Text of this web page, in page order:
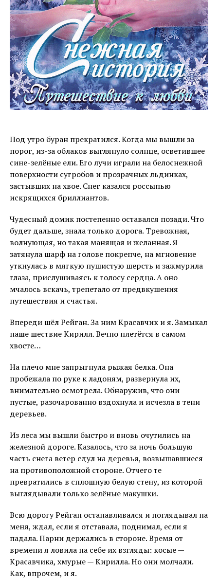
Под утро буран прекратился. Когда мы вышли за
порог, из-за облаков выглянуло солнце, осветившее
сине-зелёные ели. Его лучи играли на белоснежной
поверхности сугробов и прозрачных льдинках,
застывших на хвое. Снег казался россыпью
искрящихся бриллиантов.
Чудесный домик постепенно оставался позади. Что
будет дальше, знала только дорога. Тревожная,
волнующая, но такая манящая и желанная. Я
затянула шарф на голове покрепче, на мгновение
уткнулась в мягкую пушистую шерсть и зажмурила
глаза, прислушиваясь к голосу сердца. А оно
мчалось вскачь, трепетало от предвкушения
путешествия и счастья.
Впереди шёл Рейган. За ним Красавчик и я. Замыкал
наше шествие Кирилл. Вечно плетётся в самом
хвосте…
На плечо мне запрыгнула рыжая белка. Она
пробежала по руке к ладоням, развернула их,
внимательно осмотрела. Обнаружив, что они
пустые, разочарованно вздохнула и исчезла в тени
деревьев.
Из леса мы вышли быстро и вновь очутились на
железной дороге. Казалось, что за ночь большую
часть снега ветер сдул на деревья, возвышавшиеся
на противоположной стороне. Отчего те
превратились в сплошную белую стену, из которой
выглядывали только зелёные макушки.
Всю дорогу Рейган останавливался и поглядывал на
меня, ждал, если я отставала, поднимал, если я
падала. Парни держались в стороне. Время от
времени я ловила на себе их взгляды: косые —
Красавчика, хмурые — Кирилла. Но они молчали.
Как, впрочем, и я.